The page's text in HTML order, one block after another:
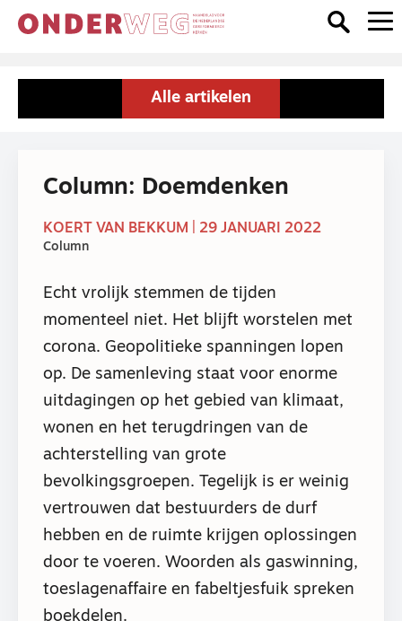
Alle artikelen
Column: Doemdenken
KOERT VAN BEKKUM | 29 JANUARI 2022
Column
Echt vrolijk stemmen de tijden
momenteel niet. Het blijft worstelen met
corona. Geopolitieke spanningen lopen
op. De samenleving staat voor enorme
uitdagingen op het gebied van klimaat,
wonen en het terugdringen van de
achterstelling van grote
bevolkingsgroepen. Tegelijk is er weinig
vertrouwen dat bestuurders de durf
hebben en de ruimte krijgen oplossingen
door te voeren. Woorden als gaswinning,
toeslagenaffaire en fabeltjesfuik spreken
boekdelen.